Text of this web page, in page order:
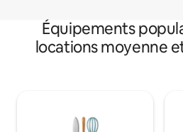
Équipements
locations moyenne